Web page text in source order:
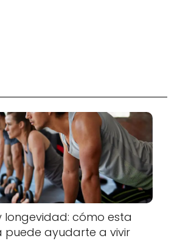
longevidad: cómo esta
puede ayudarte a vivir